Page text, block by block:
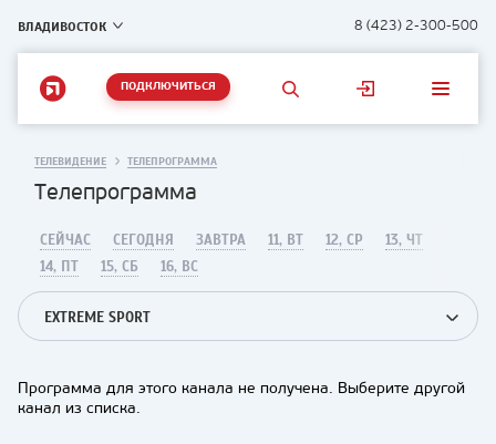
ВЛАДИВОСТОК 8 (423) 2-300-500
ПОДКЛЮЧИТЬСЯ
ТЕЛЕВИДЕНИЕ ТЕЛЕПРОГРАММА
Телепрограмма
СЕЙЧАС СЕГОДНЯ ЗАВТРА 11, ВТ 12, СР
13, ЧТ
14, ПТ
15, СБ 16, ВС
EXTREME SPORT
Программа для этого канала не получена. Выберите другой
канал из списка.